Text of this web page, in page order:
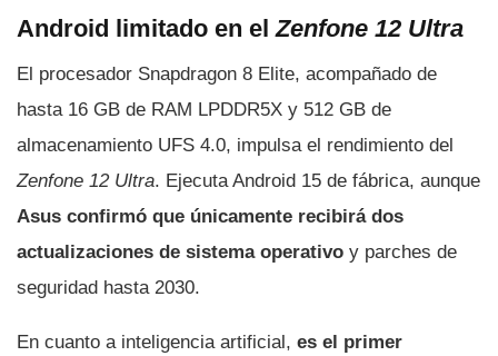
Android limitado en elZenfone 12 Ultra
El procesador Snapdragon 8 Elite, acompañado de
hasta 16 GB de RAM LPDDR5X y 512 GB de
almacenamiento UFS 4.0, impulsa el rendimiento del
Zenfone 12 Ultra. Ejecuta Android 15 de fábrica, aunque
Asus confirmó que únicamente recibirá dos
actualizaciones de sistema operativo y parches de
seguridad hasta 2030.
En cuanto a inteligencia artificial, es el primer